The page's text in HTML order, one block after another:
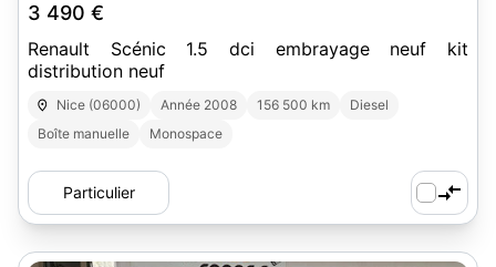
3 490 €
Renault Scénic 1.5 dci embrayage neuf kit
distribution neuf
Nice (06000) Année 2008 156 500 km
Diesel
Boîte manuelle
Monospace
Particulier